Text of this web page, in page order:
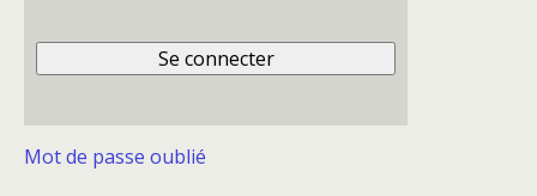
Mot de passe oublié